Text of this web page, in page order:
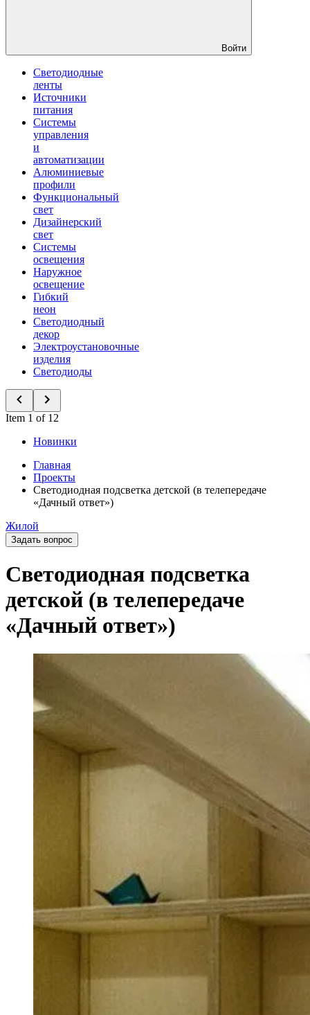
Войти
Светодиодные
ленты
Источники
питания
Системы
управления
и
автоматизации
Алюминиевые
профили
Функциональный
свет
Дизайнерский
свет
Системы
освещения
Наружное
освещение
Гибкий
неон
Светодиодный
декор
Электроустановочные
изделия
Светодиоды
Item 1 of 12
Новинки
Главная
Проекты
Светодиодная подсветка детской (в телепередаче
«Дачный ответ»)
Жилой
Задать вопрос
Светодиодная подсветка
детской (в телепередаче
«Дачный ответ»)